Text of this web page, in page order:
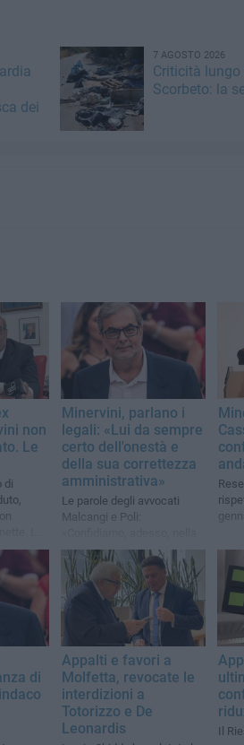
dei
7 AGOSTO 2026
Criticità
Scorbeto: la
non
Le
di
Minervini, parlano i
legali: «Lui da sempre
certo dell'onestà e
della sua correttezza
amministrativa»
Le parole degli avvocati
Malcangi e Poli:
serena valutazione della sua
posizione»
di
Appalti e favori a
Molfetta, revocate le
interdizioni a
Totorizzo e De
Leonardis
Il